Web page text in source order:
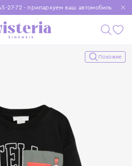
27-72 - припаркуем ваш автомобиль
при заказе от 15 000 ₽
чтобы покупки были еще удобнее
Похожие